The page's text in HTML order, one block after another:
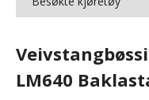
LM640